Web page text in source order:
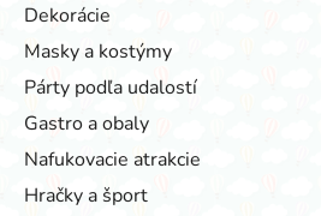
Dekorácie
Masky a kostýmy
Párty podľa udalostí
Gastro a obaly
Nafukovacie atrakcie
Hračky a šport